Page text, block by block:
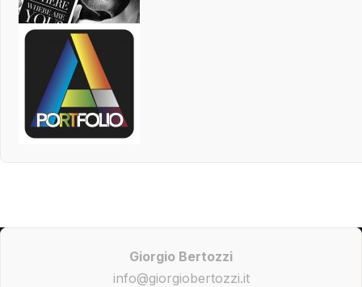
Giorgio Bertozzi
info@giorgiobertozzi.it